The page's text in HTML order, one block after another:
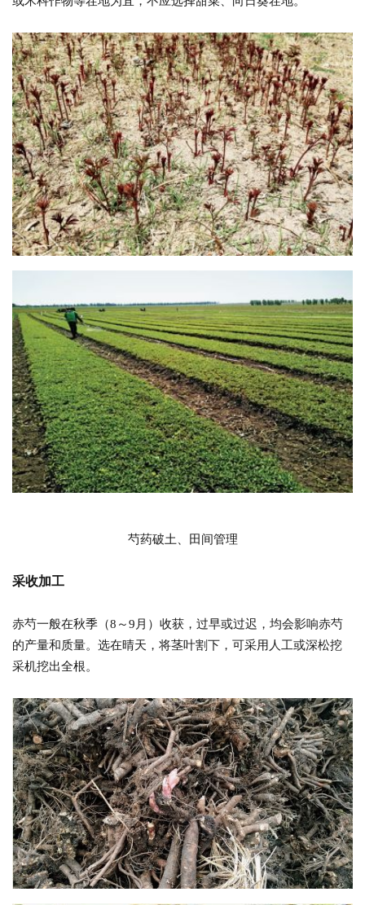
芍药破土、田间管理
采收加工
赤芍一般在秋季（8～9月）收获，过早或过迟，均会影响赤芍
的产量和质量。选在晴天，将茎叶割下，可采用人工或深松挖
采机挖出全根。